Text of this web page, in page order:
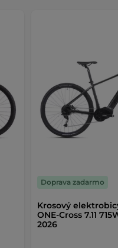
Krosový
ONE-Cross 7.11
2026
Doprava zadarmo